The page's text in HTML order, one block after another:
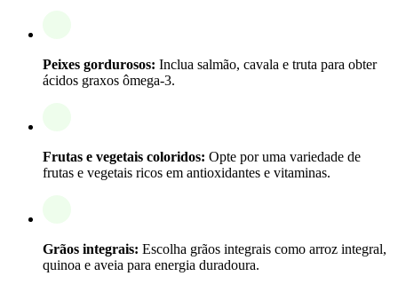
Peixes gordurosos: Inclua salmão, cavala e truta para obter
ácidos graxos ômega-3.
Frutas e vegetais coloridos: Opte por uma variedade de
frutas e vegetais ricos em antioxidantes e vitaminas.
Grãos integrais: Escolha grãos integrais como arroz integral,
quinoa e aveia para energia duradoura.